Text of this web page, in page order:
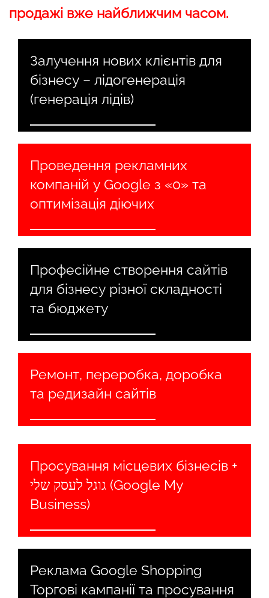
продажі вже найближчим часом.
Залучення нових клієнтів для
бізнесу – лідогенерація
(генерація лідів)
Проведення рекламних
компаній у Google з «0» та
оптимізація діючих
Професійне створення сайтів
для бізнесу різної складності
та бюджету
Ремонт, переробка, доробка
та редизайн сайтів
Просування місцевих бізнесів +
גוגל לעסק שלי (Google My
Business)
Реклама Google Shopping
Торгові кампанії та просування